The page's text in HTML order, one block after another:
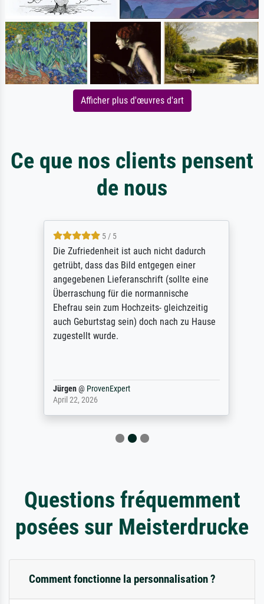
Afficher plus d'œuvres d'art
Ce que nos clients pensent
de nous
5 / 5
Die Zufriedenheit ist auch nicht dadurch
getrübt, dass das Bild entgegen einer
angegebenen Lieferanschrift (sollte eine
Überraschung für die normannische
Ehefrau sein zum Hochzeits- gleichzeitig
auch Geburtstag sein) doch nach zu Hause
zugestellt wurde.
Jürgen@ProvenExpert
April 22, 2026
Questions fréquemment
posées sur Meisterdrucke
Comment fonctionne la personnalisation ?